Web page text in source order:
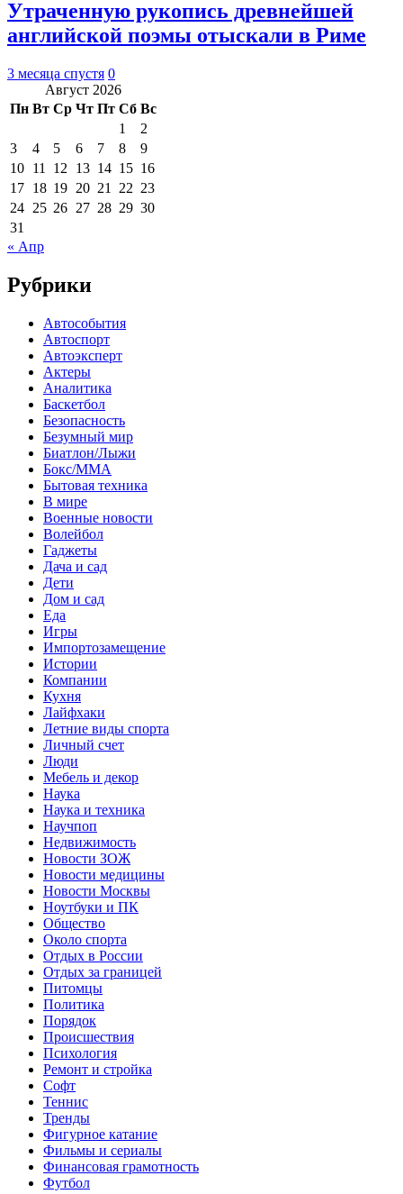
Утраченную рукопись древнейшей
английской поэмы отыскали в Риме
3 месяца спустя 0
Август 2026
Пн Вт Ср Чт Пт Сб Вс
1
2
3
4 5 6 7 8
9
10 11 12 13 14 15 16
17 18 19 20 21 22 23
24 25 26 27 28 29 30
31
« Апр
Рубрики
Автособытия
Автоспорт
Автоэксперт
Актеры
Аналитика
Баскетбол
Безопасность
Безумный мир
Биатлон/Лыжи
Бокс/MMA
Бытовая техника
В мире
Военные новости
Волейбол
Гаджеты
Дача и сад
Дети
Дом и сад
Еда
Игры
Импортозамещение
Истории
Компании
Кухня
Лайфхаки
Летние виды спорта
Личный счет
Люди
Мебель и декор
Наука
Наука и техника
Научпоп
Недвижимость
Новости ЗОЖ
Новости медицины
Новости Москвы
Ноутбуки и ПК
Общество
Около спорта
Отдых в России
Отдых за границей
Питомцы
Политика
Порядок
Происшествия
Психология
Ремонт и стройка
Софт
Теннис
Тренды
Фигурное катание
Фильмы и сериалы
Финансовая грамотность
Футбол